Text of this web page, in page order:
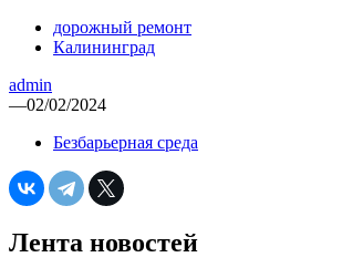
дорожный ремонт
Калининград
admin
—02/02/2024
Безбарьерная среда
Лента новостей